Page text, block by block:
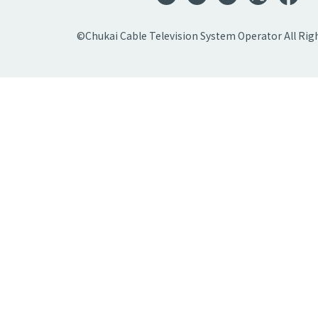
©Chukai Cable Television System Operator All